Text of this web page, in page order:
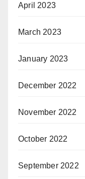
April 2023
March 2023
January 2023
December 2022
November 2022
October 2022
September 2022